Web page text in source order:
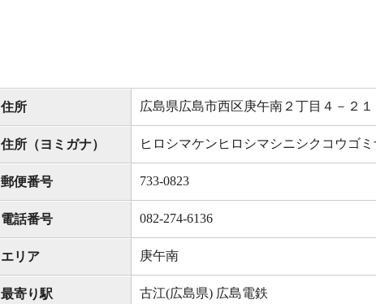
住所 広島県広島市西区庚午南２丁目４－２１
住所（ヨミガナ） ヒロシマケンヒロシマシニシクコウゴミ
郵便番号 733-0823
電話番号 082-274-6136
エリア 庚午南
最寄り駅
古江(広島県) 広島電鉄